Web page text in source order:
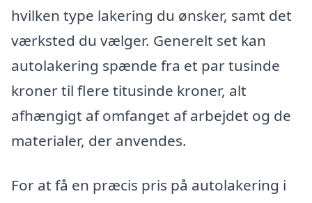
hvilken type lakering du ønsker, samt det
værksted du vælger. Generelt set kan
autolakering spænde fra et par tusinde
kroner til flere titusinde kroner, alt
afhængigt af omfanget af arbejdet og de
materialer, der anvendes.
For at få en præcis pris på autolakering i